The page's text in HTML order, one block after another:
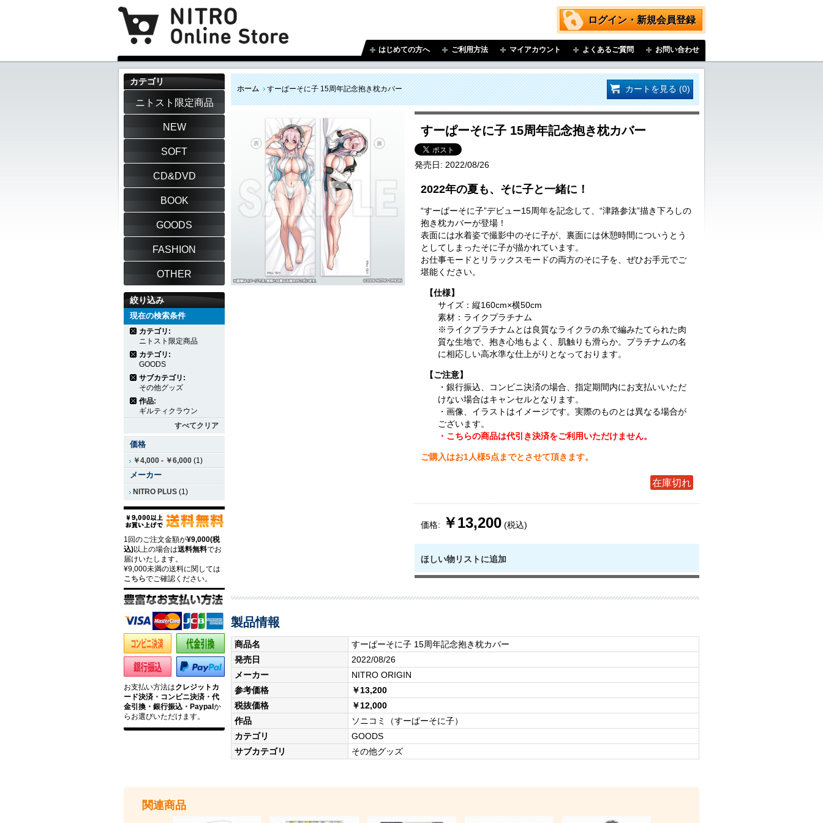
ログイン・新規会員登録
はじめての方へ ご利用方法 マイアカウント よくあるご質問 お問い合わせ
ホーム すーぱーそに子 15周年記念抱き枕カバー カートを見る (0)
すーぱーそに子 15周年記念抱き枕カバー
発売日: 2022/08/26
2022年の夏も、そに子と一緒に！
“すーぱーそに子”デビュー15周年を記念して、“津路参汰”描き下ろしの
抱き枕カバーが登場！
表面には水着姿で撮影中のそに子が、裏面には休憩時間についうとう
としてしまったそに子が描かれています。
お仕事モードとリラックスモードの両方のそに子を、ぜひお手元でご
堪能ください。
【仕様】
サイズ：縦160cm×横50cm
素材：ライクプラチナム
※ライクプラチナムとは良質なライクラの糸で編みたてられた肉
質な生地で、抱き心地もよく、肌触りも滑らか。プラチナムの名
に相応しい高水準な仕上がりとなっております。
【ご注意】
・銀行振込、コンビニ決済の場合、指定期間内にお支払いいただ
けない場合はキャンセルとなります。
・画像、イラストはイメージです。実際のものとは異なる場合が
ございます。
・こちらの商品は代引き決済をご利用いただけません。
ご購入はお1人様5点までとさせて頂きます。
在庫切れ
価格: ￥13,200 (税込)
ほしい物リストに追加
製品情報
商品名
すーぱーそに子 15周年記念抱き枕カバー
発売日
2022/08/26
メーカー
NITRO ORIGIN
参考価格
￥13,200
税抜価格
￥12,000
作品
ソニコミ（すーぱーそに子）
カテゴリ
GOODS
サブカテゴリ
その他グッズ
カテゴリ
ニトスト限定商品
NEW
SOFT
CD&DVD
BOOK
GOODS
FASHION
OTHER
絞り込み
現在の検索条件
カテゴリ:
ニトスト限定商品
カテゴリ:
GOODS
サブカテゴリ:
その他グッズ
作品:
ギルティクラウン
すべてクリア
価格
￥4,000 - ￥6,000 (1)
メーカー
NITRO PLUS (1)
1回のご注文金額が¥9,000(税
込)以上の場合は送料無料でお
届けいたします。
¥9,000未満の送料に関しては
こちらでご確認ください。
お支払い方法はクレジットカ
ード決済・コンビニ決済・代
金引換・銀行振込・Paypalか
らお選びいただけます。
関連商品